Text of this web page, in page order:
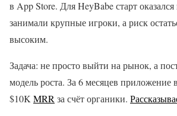
в App Store. Для HeyBabe старт
занимали крупные игроки, а риск
высоким.
Задача: не просто выйти на рынок, а
модель роста. За 6 месяцев приложение
$10K MRR за счёт органики.